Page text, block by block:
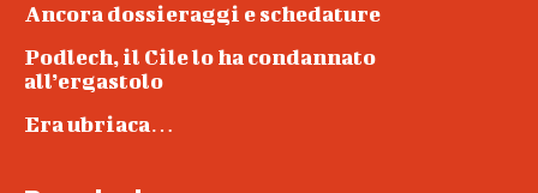
Ancora dossieraggi e schedature
Podlech, il Cile lo ha condannato
all’ergastolo
Era ubriaca…